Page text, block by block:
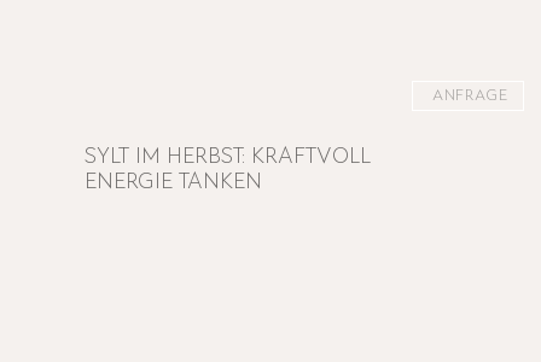
ANFRAGE
SYLT IM HERBST: KRAFTVOLL
ENERGIE TANKEN